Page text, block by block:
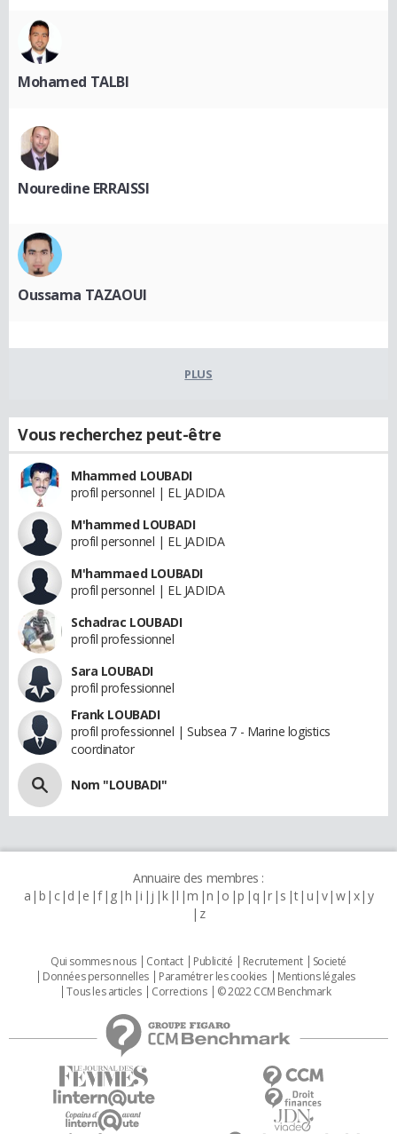
Mohamed TALBI
Nouredine ERRAISSI
Oussama TAZAOUI
PLUS
Vous recherchez peut-être
Mhammed LOUBADI
profil personnel | EL JADIDA
M'hammed LOUBADI
profil personnel | EL JADIDA
M'hammaed LOUBADI
profil personnel | EL JADIDA
Schadrac LOUBADI
profil professionnel
Sara LOUBADI
profil professionnel
Frank LOUBADI
profil professionnel | Subsea 7 - Marine logistics
coordinator
Nom "LOUBADI"
Annuaire des membres :
a b c d e f g h i j k l m n o p q r s t u v w x y
z
Qui sommes nous Contact Publicité Recrutement
Societé
Données personnelles
Paramétrer les cookies
Mentions légales
Tous les articles
Corrections © 2022 CCM Benchmark